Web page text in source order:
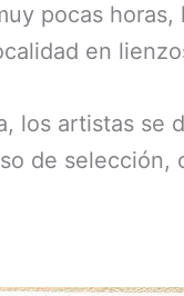
pocas
en
los artistas se
de